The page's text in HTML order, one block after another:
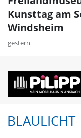
Kunsttag am
Windsheim
gestern
BLAULICHT